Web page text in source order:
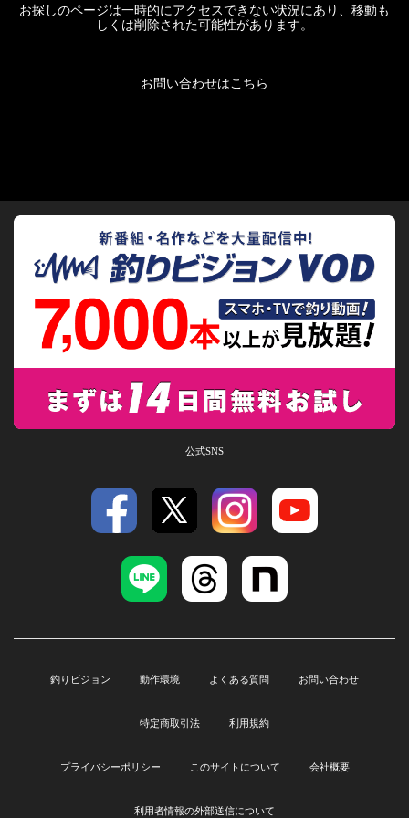
お探しのページは一時的にアクセスできない状況にあり、移動も
しくは削除された可能性があります。
お問い合わせはこちら
公式SNS
釣りビジョン 動作環境 よくある質問 お問い合わせ
特定商取引法 利用規約
プライバシーポリシー このサイトについて 会社概要
利用者情報の外部送信について